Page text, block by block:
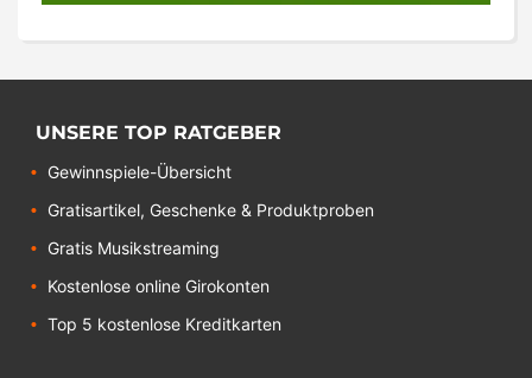
UNSERE TOP RATGEBER
Gewinnspiele-Übersicht
Gratisartikel, Geschenke & Produktproben
Gratis Musikstreaming
Kostenlose online Girokonten
Top 5 kostenlose Kreditkarten